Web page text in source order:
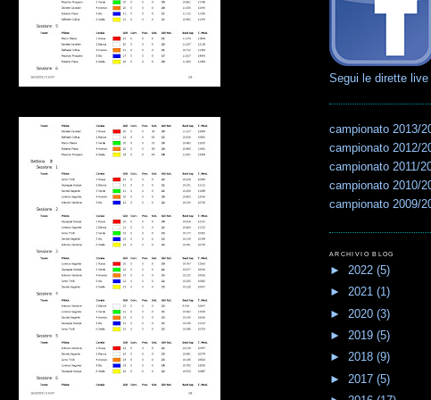
Segui le dirette live
campionato 2013/
campionato 2012/
campionato 2011/
campionato 2010/
campionato 2009/
ARCHIVIO BLOG
► 2022 (5)
► 2021 (1)
► 2020 (3)
► 2019 (5)
► 2018 (9)
► 2017 (5)